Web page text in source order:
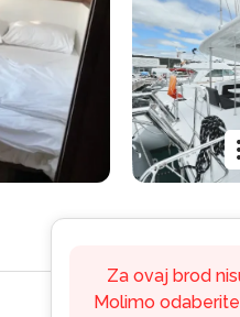
Za ovaj brod
Molimo